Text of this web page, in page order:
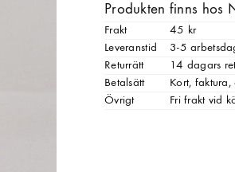
Produkten finns hos
Frakt
45 kr
Leveranstid
3-5
Returrätt
14 dagars
Betalsätt
Kort,
Övrigt
Fri frakt vid